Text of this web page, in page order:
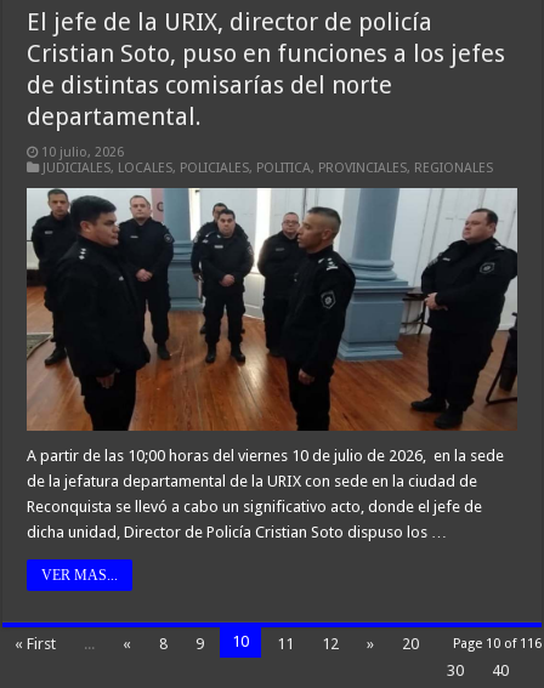
El jefe de la URIX, director de policía
Cristian Soto, puso en funciones a los jefes
de distintas comisarías del norte
departamental.
10 julio, 2026
JUDICIALES, LOCALES, POLICIALES, POLITICA, PROVINCIALES, REGIONALES
A partir de las 10;00 horas del viernes 10 de julio de 2026, en la sede
de la jefatura departamental de la URIX con sede en la ciudad de
Reconquista se llevó a cabo un significativo acto, donde el jefe de
dicha unidad, Director de Policía Cristian Soto dispuso los …
VER MAS...
Page 10 of 116
« First ... « 8 9 10 11 12 »
20
30
40